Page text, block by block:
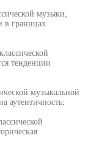
музыки,
в границах
тенденции
музыкальной
аутентичность;